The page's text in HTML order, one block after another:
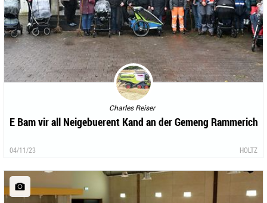
Charles Reiser
E Bam vir all Neigebuerent Kand an der Gemeng Rammerich
04/11/23 HOLTZ